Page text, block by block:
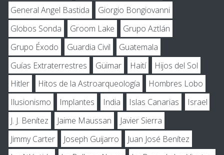
General Angel Bastida
Giorgio Bongiovanni
Globos Sonda
Groom Lake
Grupo Aztlán
Grupo Éxodo
Guardia Civil
Guatemala
Guías Extraterrestres
Güimar Haití
Hijos del Sol
Hitler
Hitos de la Astroarqueología
Hombres Lobo
Ilusionismo
Implantes India Islas Canarias
Israel
J. J. Benítez
Jaime Maussan
Javier Sierra
Jimmy Carter
Joseph Guijarro
Juan José Benítez